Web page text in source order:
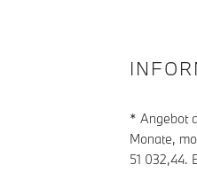
* Angebot
Monate,
51 032,44.